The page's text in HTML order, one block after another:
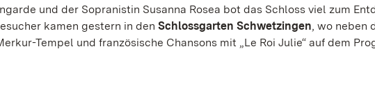
und der Sopranistin Susanna Rosea bot das Schloss viel zum
kamen gestern in den Schlossgarten Schwetzingen, wo neben
Tempel und französische Chansons mit „Le Roi Julie“ auf dem